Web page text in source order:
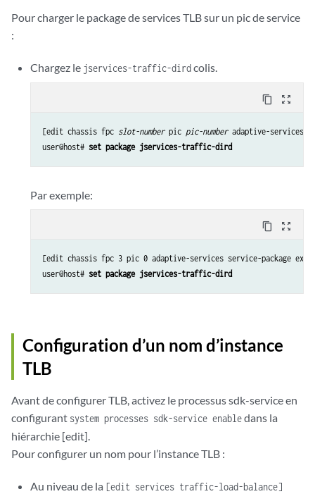
Pour charger le package de services TLB sur un pic de service
:
Chargez le jservices-traffic-dirdcolis.
content_copy zoom_out_map
[edit chassis fpc slot-number pic pic-number adaptive-services
user@host# set package jservices-traffic-dird
Par exemple:
content_copy zoom_out_map
[edit chassis fpc 3 pic 0 adaptive-services service-package
user@host# set package jservices-traffic-dird
Configuration d’un nom d’instance
TLB
Avant de configurer TLB, activez le processus sdk-service en
configurant system processes sdk-service enabledans la
hiérarchie [edit].
Pour configurer un nom pour l’instance TLB :
Au niveau de la [edit services traffic-load-balance]